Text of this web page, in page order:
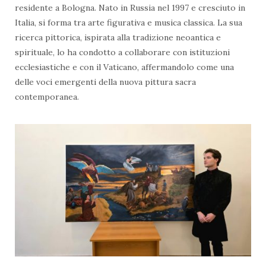
residente a Bologna. Nato in Russia nel 1997 e cresciuto in
Italia, si forma tra arte figurativa e musica classica. La sua
ricerca pittorica, ispirata alla tradizione neoantica e
spirituale, lo ha condotto a collaborare con istituzioni
ecclesiastiche e con il Vaticano, affermandolo come una
delle voci emergenti della nuova pittura sacra
contemporanea.